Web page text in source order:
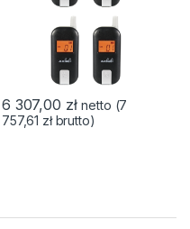
6 307,00 zł netto (7
757,61 złbrutto)